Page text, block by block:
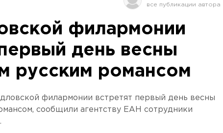
филармонии
день весны
русским романсом
филармонии встретят первый день весны
сообщили агентству ЕАН сотрудники